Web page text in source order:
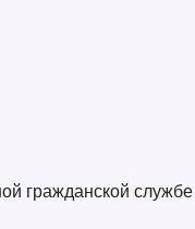
гражданской службе